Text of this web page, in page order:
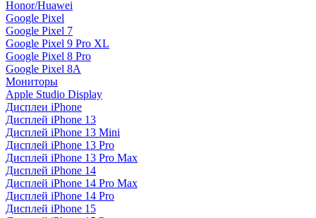
Honor/Huawei
Google Pixel
Google Pixel 7
Google Pixel 9 Pro XL
Google Pixel 8 Pro
Google Pixel 8A
Мониторы
Apple Studio Display
Дисплеи iPhone
Дисплей iPhone 13
Дисплей iPhone 13 Mini
Дисплей iPhone 13 Pro
Дисплей iPhone 13 Pro Max
Дисплей iPhone 14
Дисплей iPhone 14 Pro Max
Дисплей iPhone 14 Pro
Дисплей iPhone 15